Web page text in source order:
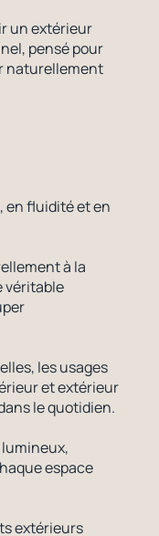
un extérieur
pensé pour
naturellement
en fluidité et en
à la
véritable
les usages
et extérieur
le quotidien.
espace
extérieurs